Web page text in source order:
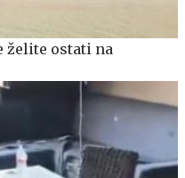
želite ostati na